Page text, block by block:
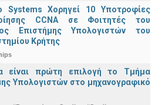
Systems Χορηγεί 10 Υποτροφίες
CCNA σε Φοιτητές του
Επιστήμης Υπολογιστών του
Κρήτης
είναι πρώτη επιλογή το Τμήμα
Υπολογιστών στο μηχανογραφικό